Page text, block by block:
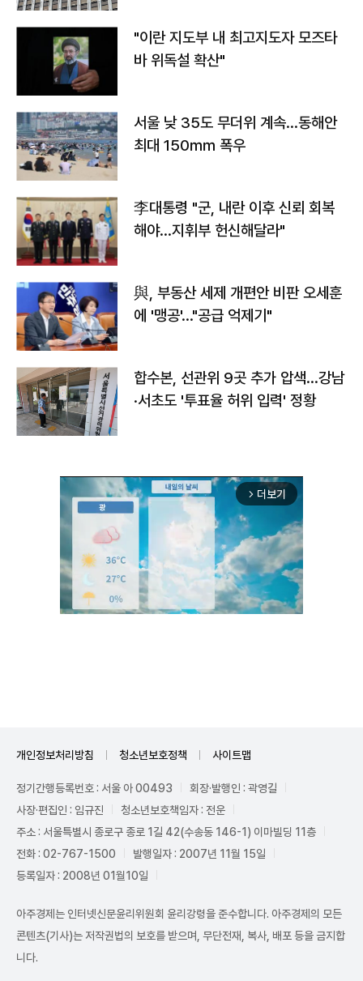
"이란 지도부 내 최고지도자 모즈타
바 위독설 확산"
서울 낮 35도 무더위 계속…동해안
최대 150㎜ 폭우
李대통령 "군, 내란 이후 신뢰 회복
해야…지휘부 헌신해달라"
與, 부동산 세제 개편안 비판 오세훈
에 '맹공'…"공급 억제기"
합수본, 선관위 9곳 추가 압색…강남
·서초도 '투표율 허위 입력' 정황
arrow_forward_ios 더보기
개인정보처리방침 청소년보호정책 사이트맵
정기간행등록번호 : 서울 아 00493
회장·발행인 : 곽영길
사장·편집인 : 임규진
청소년보호책임자 : 전운
주소 : 서울특별시 종로구 종로 1길 42(수송동 146-1) 이마빌딩 11층
전화 : 02-767-1500
발행일자 : 2007년 11월 15일
등록일자 : 2008년 01월10일
아주경제는 인터넷신문윤리위원회 윤리강령을 준수합니다. 아주경제의 모든
콘텐츠(기사)는 저작권법의 보호를 받으며, 무단전재, 복사, 배포 등을 금지합
니다.